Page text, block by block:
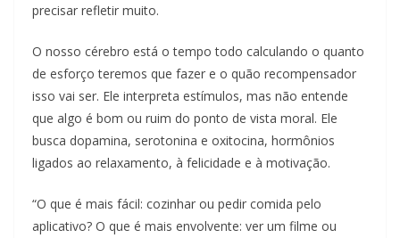
precisar refletir muito.
O nosso cérebro está o tempo todo calculando o quanto
de esforço teremos que fazer e o quão recompensador
isso vai ser. Ele interpreta estímulos, mas não entende
que algo é bom ou ruim do ponto de vista moral. Ele
busca dopamina, serotonina e oxitocina, hormônios
ligados ao relaxamento, à felicidade e à motivação.
“O que é mais fácil: cozinhar ou pedir comida pelo
aplicativo? O que é mais envolvente: ver um filme ou